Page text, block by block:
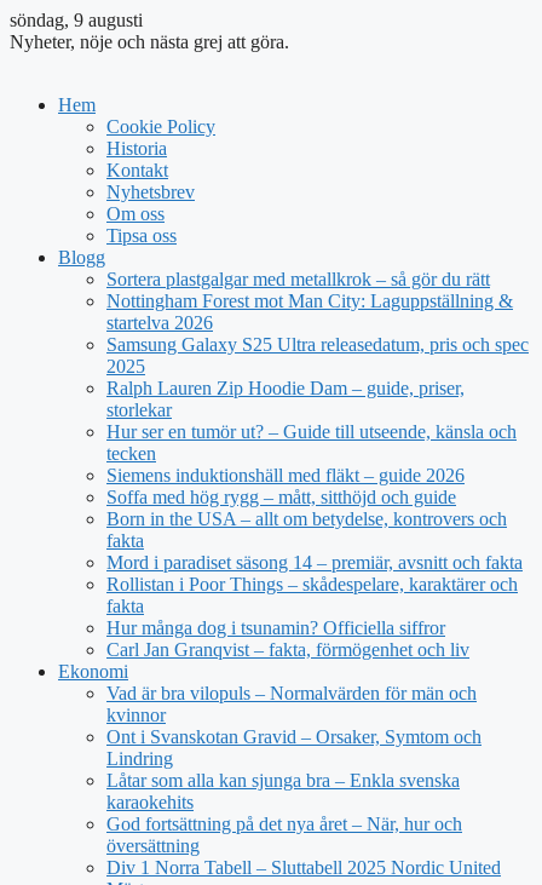
söndag, 9 augusti
Nyheter, nöje och nästa grej att göra.
Hem
Cookie Policy
Historia
Kontakt
Nyhetsbrev
Om oss
Tipsa oss
Blogg
Sortera plastgalgar med metallkrok – så gör du rätt
Nottingham Forest mot Man City: Laguppställning &
startelva 2026
Samsung Galaxy S25 Ultra releasedatum, pris och spec
2025
Ralph Lauren Zip Hoodie Dam – guide, priser,
storlekar
Hur ser en tumör ut? – Guide till utseende, känsla och
tecken
Siemens induktionshäll med fläkt – guide 2026
Soffa med hög rygg – mått, sitthöjd och guide
Born in the USA – allt om betydelse, kontrovers och
fakta
Mord i paradiset säsong 14 – premiär, avsnitt och fakta
Rollistan i Poor Things – skådespelare, karaktärer och
fakta
Hur många dog i tsunamin? Officiella siffror
Carl Jan Granqvist – fakta, förmögenhet och liv
Ekonomi
Vad är bra vilopuls – Normalvärden för män och
kvinnor
Ont i Svanskotan Gravid – Orsaker, Symtom och
Lindring
Låtar som alla kan sjunga bra – Enkla svenska
karaokehits
God fortsättning på det nya året – När, hur och
översättning
Div 1 Norra Tabell – Sluttabell 2025 Nordic United